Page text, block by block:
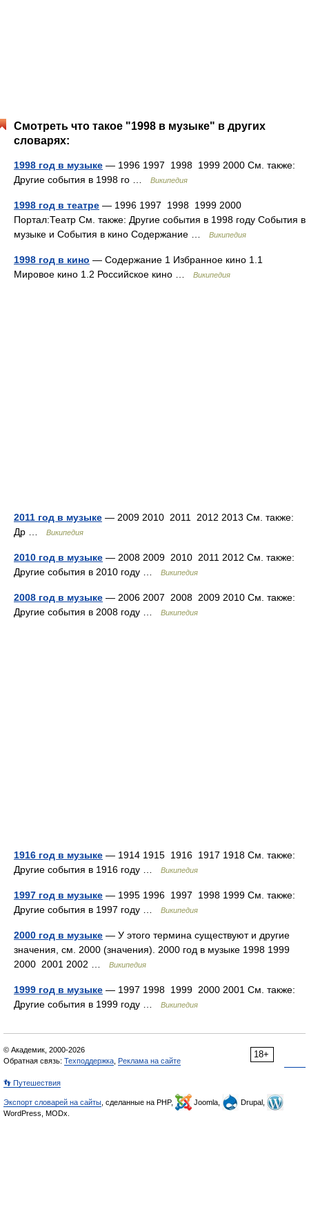
Смотреть что такое "1998 в музыке" в других
словарях:
1998 год в музыке — 1996 1997 1998 1999 2000 См. также:
Другие события в 1998 го …
Википедия
1998 год в театре — 1996 1997 1998 1999 2000
Портал:Театр См. также: Другие события в 1998 году События в
музыке и События в кино Содержание …
Википедия
1998 год в кино — Содержание 1 Избранное кино 1.1
Мировое кино 1.2 Российское кино …
Википедия
2011 год в музыке — 2009 2010 2011 2012 2013 См. также:
Др …
Википедия
2010 год в музыке — 2008 2009 2010 2011 2012 См. также:
Другие события в 2010 году …
Википедия
2008 год в музыке — 2006 2007 2008 2009 2010 См. также:
Другие события в 2008 году …
Википедия
1916 год в музыке — 1914 1915 1916 1917 1918 См. также:
Другие события в 1916 году …
Википедия
1997 год в музыке — 1995 1996 1997 1998 1999 См. также:
Другие события в 1997 году …
Википедия
2000 год в музыке — У этого термина существуют и другие
значения, см. 2000 (значения). 2000 год в музыке 1998 1999
2000 2001 2002 …
Википедия
1999 год в музыке — 1997 1998 1999 2000 2001 См. также:
Другие события в 1999 году …
Википедия
18+
© Академик, 2000-2026
Обратная связь: Техподдержка Реклама на сайте
👣 Путешествия
Экспорт словарей на сайты , сделанные на PHP, Joomla,
Drupal,
WordPress, MODx.